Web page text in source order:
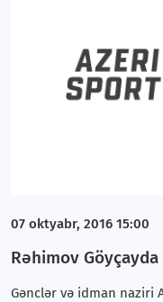
07 oktyabr, 2016 15:00
Rəhimov
Gənclər və idman naziri